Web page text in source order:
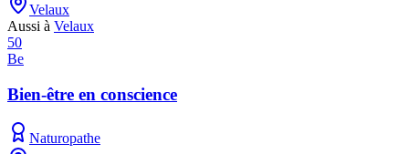
Velaux
Aussi à Velaux
50
Be
Bien-être en conscience
Naturopathe